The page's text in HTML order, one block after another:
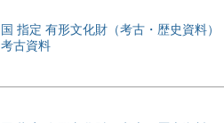
国 指定 有形文化財（考古・歴史資料）
考古資料